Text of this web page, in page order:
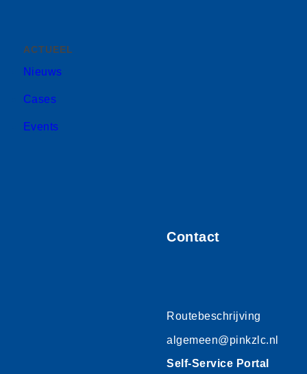
ACTUEEL
Nieuws
Cases
Events
Contact
Routebeschrijving
algemeen@pinkzlc.nl
Self-Service Portal